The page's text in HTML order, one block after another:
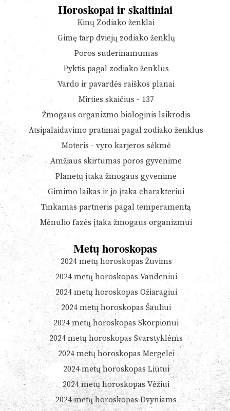
Horoskopai ir skaitiniai
Kinų Zodiako ženklai
Gimę tarp dviejų zodiako ženklų
Poros suderinamumas
Pyktis pagal zodiako ženklus
Vardo ir pavardės raiškos planai
Mirties skaičius - 137
Žmogaus organizmo biologinis laikrodis
Atsipalaidavimo pratimai pagal zodiako ženklus
Moteris - vyro karjeros sėkmė
Amžiaus skirtumas poros gyvenime
Planetų įtaka žmogaus gyvenime
Gimimo laikas ir jo įtaka charakteriui
Tinkamas partneris pagal temperamentą
Mėnulio fazės įtaka žmogaus organizmui
Metų horoskopas
2024 metų horoskopas Žuvims
2024 metų horoskopas Vandeniui
2024 metų horoskopas Ožiaragiui
2024 metų horoskopas Šauliui
2024 metų horoskopas Skorpionui
2024 metų horoskopas Svarstyklėms
2024 metų horoskopas Mergelei
2024 metų horoskopas Liūtui
2024 metų horoskopas Vėžiui
2024 metų horoskopas Dvyniams